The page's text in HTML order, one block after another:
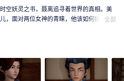
空妖灵之书，聂离追寻着世界的真相。美
，面对两位女神的青睐，他该如何抉择？
全部